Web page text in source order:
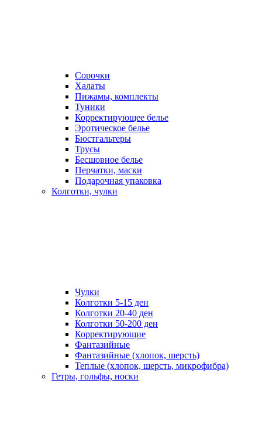
Сорочки
Халаты
Пижамы, комплекты
Туники
Корректирующее белье
Эротическое белье
Бюстгальтеры
Трусы
Бесшовное белье
Перчатки, маски
Подарочная упаковка
Колготки, чулки
Чулки
Колготки 5-15 ден
Колготки 20-40 ден
Колготки 50-200 ден
Корректирующие
Фантазийные
Фантазийные (хлопок, шерсть)
Теплые (хлопок, шерсть, микрофибра)
Гетры, гольфы, носки